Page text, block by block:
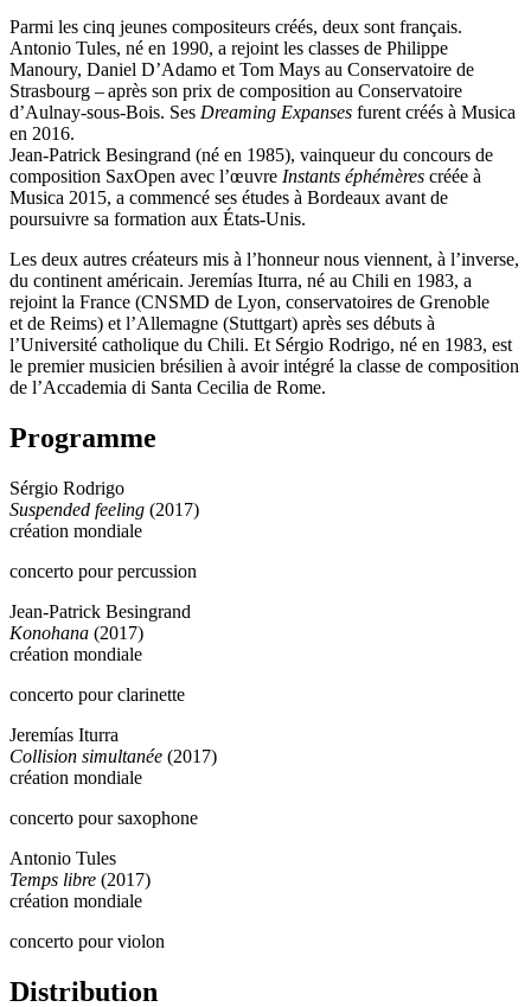
Parmi les cinq jeunes compositeurs créés, deux sont français.
Antonio Tules, né en 1990, a rejoint les classes de Philippe
Manoury, Daniel D’Adamo et Tom Mays au Conservatoire de
Strasbourg – après son prix de composition au Conservatoire
d’Aulnay-sous-Bois. Ses Dreaming Expanses furent créés à Musica
en 2016.
Jean-Patrick Besingrand (né en 1985), vainqueur du concours de
composition SaxOpen avec l’œuvre Instants éphémères créée à
Musica 2015, a commencé ses études à Bordeaux avant de
poursuivre sa formation aux États-Unis.
Les deux autres créateurs mis à l’honneur nous viennent, à l’inverse,
du continent américain. Jeremías Iturra, né au Chili en 1983, a
rejoint la France (CNSMD de Lyon, conservatoires de Grenoble
et de Reims) et l’Allemagne (Stuttgart) après ses débuts à
l’Université catholique du Chili. Et Sérgio Rodrigo, né en 1983, est
le premier musicien brésilien à avoir intégré la classe de composition
de l’Accademia di Santa Cecilia de Rome.
Programme
Sérgio Rodrigo
Suspended feeling (2017)
création mondiale
concerto pour percussion
Jean-Patrick Besingrand
Konohana (2017)
création mondiale
concerto pour clarinette
Jeremías Iturra
Collision simultanée (2017)
création mondiale
concerto pour saxophone
Antonio Tules
Temps libre (2017)
création mondiale
concerto pour violon
Distribution